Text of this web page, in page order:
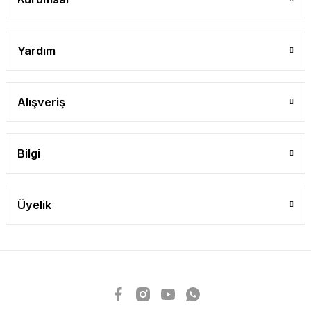
Yardım
Alışveriş
Bilgi
Üyelik